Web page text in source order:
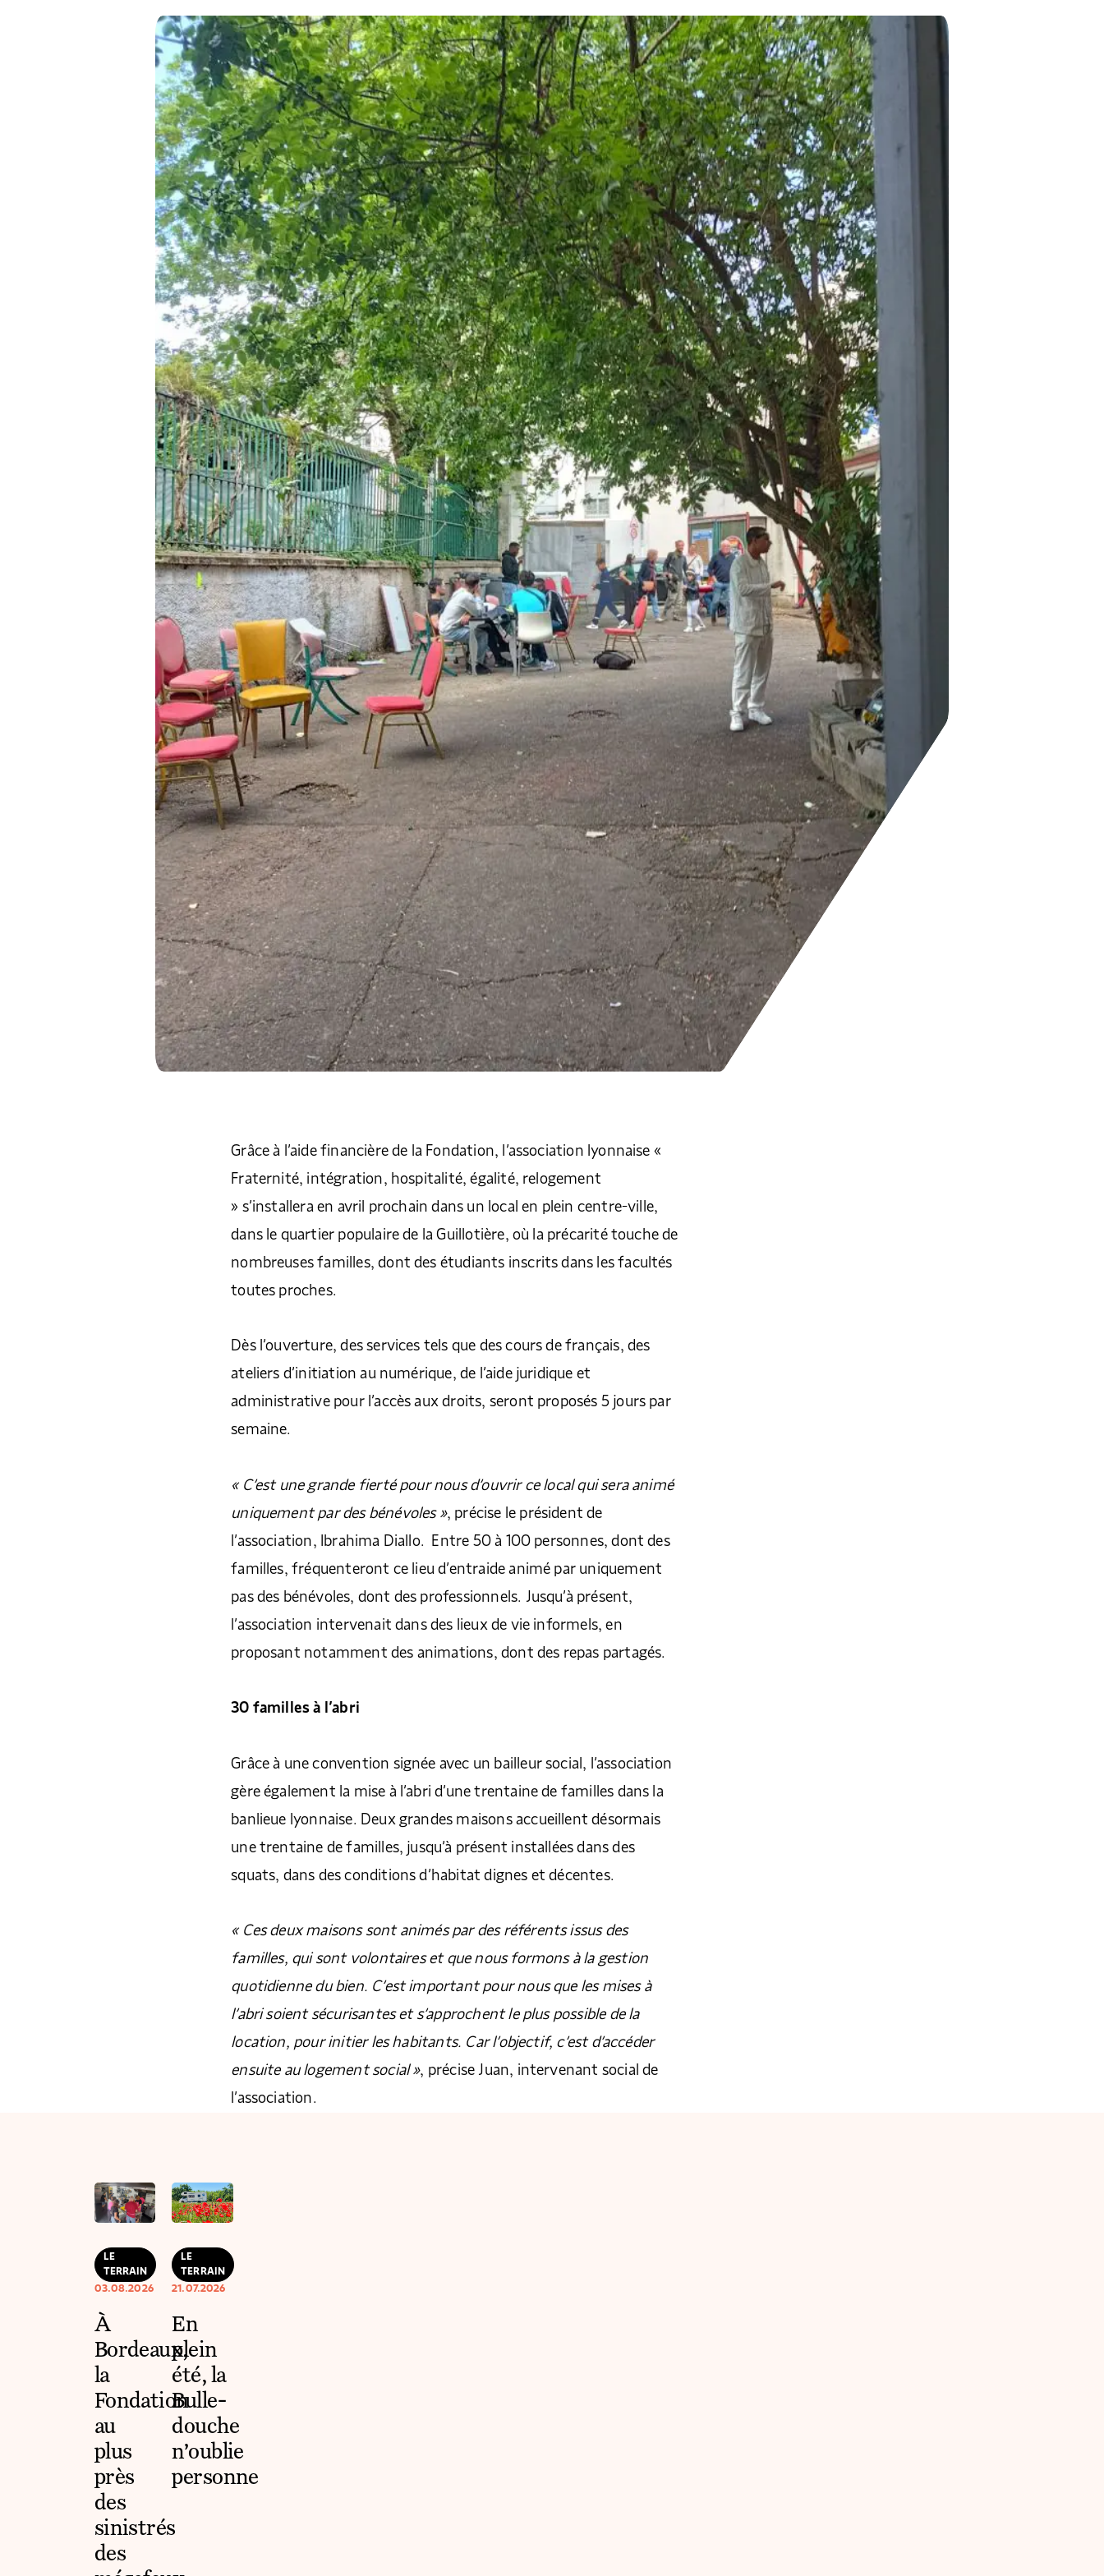
Grâce à l’aide financière de la Fondation, l’association lyonnaise «
Fraternité, intégration, hospitalité, égalité, relogement
» s’installera en avril prochain dans un local en plein centre-ville,
dans le quartier populaire de la Guillotière, où la précarité touche de
nombreuses familles, dont des étudiants inscrits dans les facultés
toutes proches.
Dès l’ouverture, des services tels que des cours de français, des
ateliers d’initiation au numérique, de l’aide juridique et
administrative pour l’accès aux droits, seront proposés 5 jours par
semaine.
« C’est une grande fierté pour nous d’ouvrir ce local qui sera animé
uniquement par des bénévoles », précise le président de
l’association, Ibrahima Diallo. Entre 50 à 100 personnes, dont des
familles, fréquenteront ce lieu d’entraide animé par uniquement
pas des bénévoles, dont des professionnels. Jusqu’à présent,
l’association intervenait dans des lieux de vie informels, en
proposant notamment des animations, dont des repas partagés.
30 familles à l’abri
Grâce à une convention signée avec un bailleur social, l’association
gère également la mise à l’abri d’une trentaine de familles dans la
banlieue lyonnaise. Deux grandes maisons accueillent désormais
une trentaine de familles, jusqu’à présent installées dans des
squats, dans des conditions d’habitat dignes et décentes.
« Ces deux maisons sont animés par des référents issus des
familles, qui sont volontaires et que nous formons à la gestion
quotidienne du bien. C’est important pour nous que les mises à
l’abri soient sécurisantes et s’approchent le plus possible de la
location, pour initier les habitants. Car l’objectif, c’est d’accéder
ensuite au logement social », précise Juan, intervenant social de
l’association.
LE
TERRAIN
03.08.2026
À
Bordeaux,
la
Fondation
au
plus
près
des
sinistrés
des
LE
TERRAIN
21.07.2026
En
plein
été, la
Bulle-
douche
n’oublie
personne